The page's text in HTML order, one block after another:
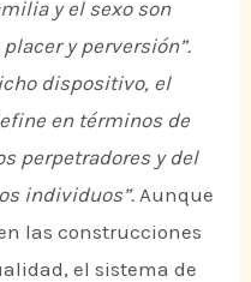
y el sexo son
y perversión”.
dispositivo, el
en términos de
perpetradores y del
individuos”. Aunque
las construcciones
el sistema de